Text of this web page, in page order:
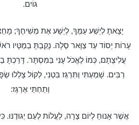
גּוֹיִם.
יָצָאתָ לְיֵשַׁע עַמֶּךָ, לְיֵשַׁע אֶת מְשִׁיחֶךָ;
עָרוֹת יְסוֹד עַד צַוָּאר סֶלָה. נָקַבְתָּ בְמַטָּיו
עֲלִיצֻתָם, כְּמוֹ לֶאֱכֹל עָנִי בַּמִּסְתָּר. דָּרַכְתָּ
רַבִּים. שָׁמַעְתִּי וַתִּרְגַּז בִּטְנִי, לְקוֹל צָלְלוּ
וְתַחְתַּי אֶרְגָּז:
אֲשֶׁר אָנוּחַ לְיוֹם צָרָה, לַעֲלוֹת לְעַם יְגוּדֶנּוּ.